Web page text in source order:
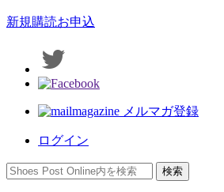
新規購読お申込
メルマガ登録
ログイン